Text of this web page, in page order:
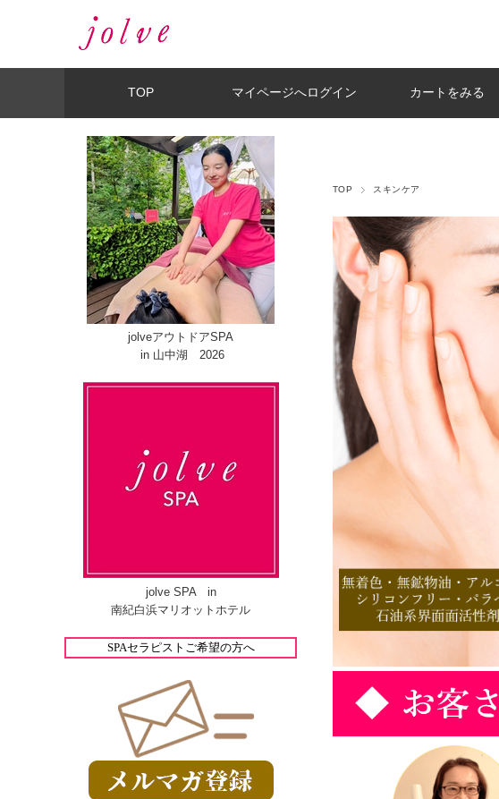
TOP マイページへログイン カートをみる
TOP スキンケア
jolveアウトドアSPA
in 山中湖 2026
jolve SPA in
南紀白浜マリオットホテル
SPAセラピストご希望の方へ